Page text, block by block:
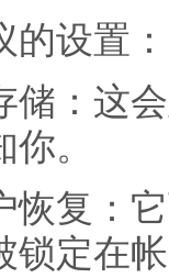
置：
这会
。
：它
锁定在帐